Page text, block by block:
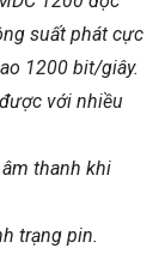
suất phát cực
1200 bit/giây.
với nhiều
thanh khi
trạng pin.